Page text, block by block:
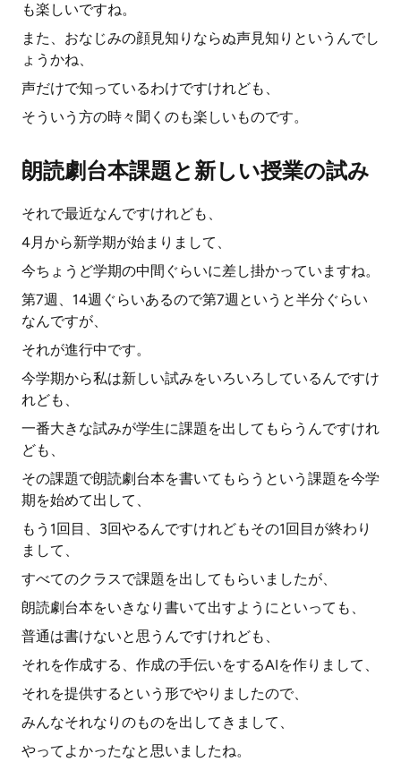
も楽しいですね。
また、おなじみの顔見知りならぬ声見知りというんでし
ょうかね、
声だけで知っているわけですけれども、
そういう方の時々聞くのも楽しいものです。
朗読劇台本課題と新しい授業の試み
それで最近なんですけれども、
4月から新学期が始まりまして、
今ちょうど学期の中間ぐらいに差し掛かっていますね。
第7週、14週ぐらいあるので第7週というと半分ぐらい
なんですが、
それが進行中です。
今学期から私は新しい試みをいろいろしているんですけ
れども、
一番大きな試みが学生に課題を出してもらうんですけれ
ども、
その課題で朗読劇台本を書いてもらうという課題を今学
期を始めて出して、
もう1回目、3回やるんですけれどもその1回目が終わり
まして、
すべてのクラスで課題を出してもらいましたが、
朗読劇台本をいきなり書いて出すようにといっても、
普通は書けないと思うんですけれども、
それを作成する、作成の手伝いをするAIを作りまして、
それを提供するという形でやりましたので、
みんなそれなりのものを出してきまして、
やってよかったなと思いましたね。